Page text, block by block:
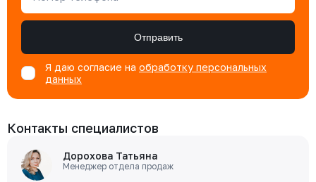
Отправить
Я даю согласие на обработку персональных
данных
Контакты специалистов
Дорохова Татьяна
Менеджер отдела продаж